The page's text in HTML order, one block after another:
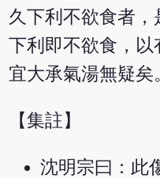
久下利不欲食者
下利即不欲食，以
宜大承氣湯無疑矣
【集註】
沈明宗曰：此